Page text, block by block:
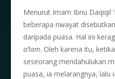
Menurut Imam Ibnu Daqiqil
beberapa riwayat
daripada puasa. Hal ini
a’lam. Oleh karena itu,
seseorang mendahulukan
puasa, ia melarangnya, lalu